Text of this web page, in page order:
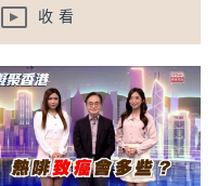
收看